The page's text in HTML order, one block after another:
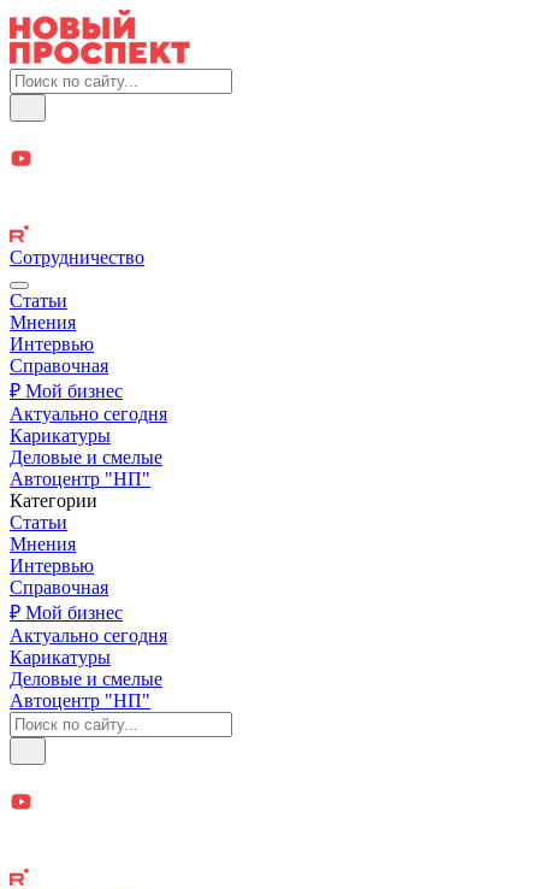
Сотрудничество
Статьи
Мнения
Интервью
Справочная
₽ Мой бизнес
Актуально сегодня
Карикатуры
Деловые и смелые
Автоцентр "НП"
Категории
Статьи
Мнения
Интервью
Справочная
₽ Мой бизнес
Актуально сегодня
Карикатуры
Деловые и смелые
Автоцентр "НП"